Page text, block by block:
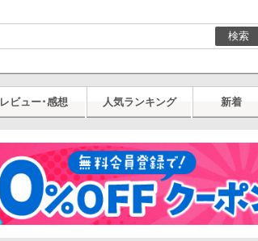
検索
レビュー･感想 人気ランキング 新着